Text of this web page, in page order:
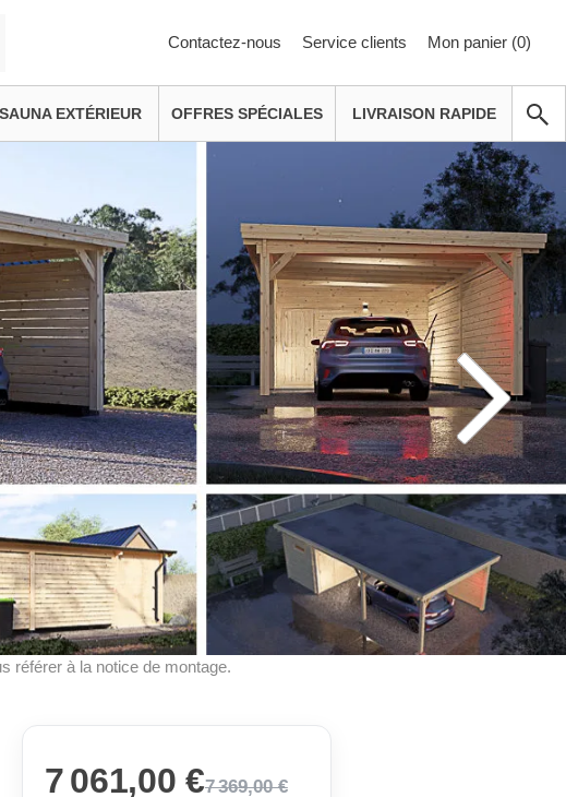
Contactez-nous Service clients Mon panier (0)
SAUNA EXTÉRIEUR OFFRES SPÉCIALES LIVRAISON RAPIDE
référer à la notice de montage.
7 061,00 €7 369,00 €